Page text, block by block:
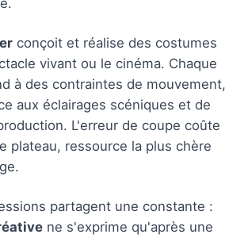
conçoit et réalise des costumes
vivant ou le cinéma. Chaque
à des contraintes de mouvement,
aux éclairages scéniques et de
L'erreur de coupe coûte
plateau, ressource la plus chère
partagent une constante :
ne s'exprime qu'après une